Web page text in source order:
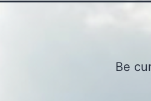
Be